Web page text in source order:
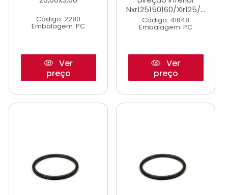
Código: 2280
Embalagem: PC
Ver
preço
Nxr125150160/Xlr125/...
Código: 41848
Embalagem: PC
Ver
preço